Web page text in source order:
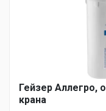
Гейзер Аллегро,
крана